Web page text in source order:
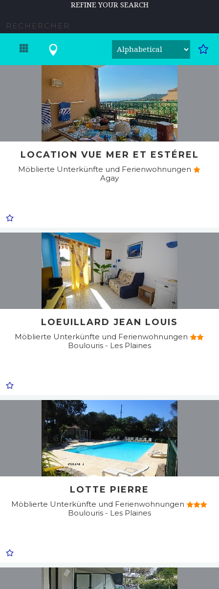
REFINE YOUR SEARCH
LOCATION VUE MER ET ESTÉREL
Möblierte Unterkünfte und Ferienwohnungen
Agay
LOEUILLARD JEAN LOUIS
Möblierte Unterkünfte und Ferienwohnungen
Boulouris - Les Plaines
LOTTE PIERRE
Möblierte Unterkünfte und Ferienwohnungen
Boulouris - Les Plaines